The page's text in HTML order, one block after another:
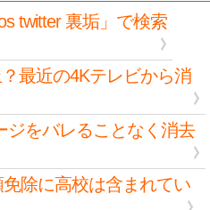
twitter 裏垢」で検索
最近の4Kテレビから消
ジをバレることなく消去
除に高校は含まれてい